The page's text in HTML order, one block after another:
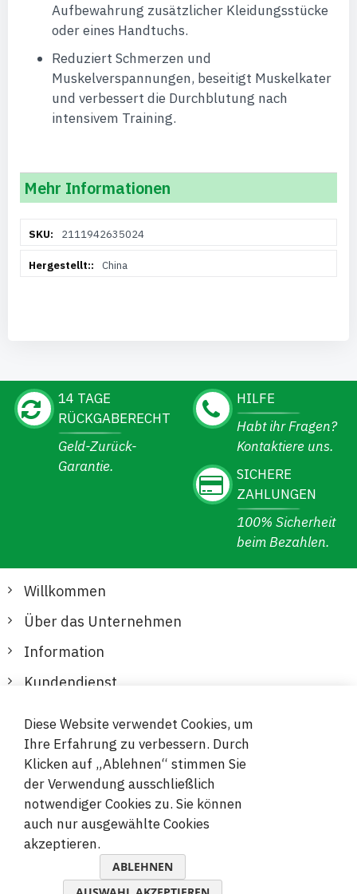
Aufbewahrung zusätzlicher Kleidungsstücke
oder eines Handtuchs.
Reduziert Schmerzen und
Muskelverspannungen, beseitigt Muskelkater
und verbessert die Durchblutung nach
intensivem Training.
Mehr Informationen
Informationen2111942635024
China
14 TAGE
RÜCKGABERECHT
Geld-Zurück-
Garantie.
HILFE
Habt ihr Fragen?
Kontaktiere uns.
SICHERE
ZAHLUNGEN
100% Sicherheit
beim Bezahlen.
Willkommen
Über das Unternehmen
Information
Kundendienst
Sichere und bequeme Zahlungen
© 2019-2026 Megamix s.r.o.
Diese Website verwendet Cookies, um
Ihre Erfahrung zu verbessern. Durch
Klicken auf „Ablehnen“ stimmen Sie
der Verwendung ausschließlich
notwendiger Cookies zu. Sie können
auch nur ausgewählte Cookies
akzeptieren.
ABLEHNEN